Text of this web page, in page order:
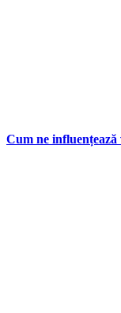
Cum ne influențează